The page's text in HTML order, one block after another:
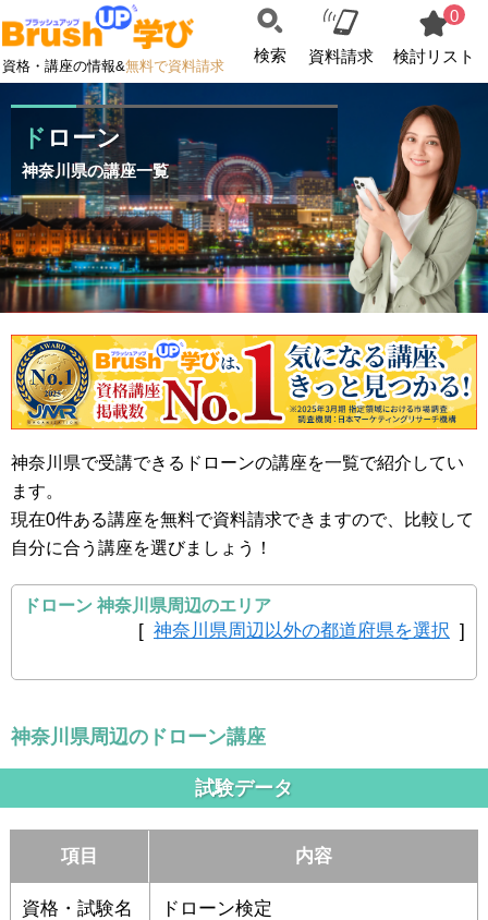
資格・講座の情報&無料で資料請求
検索 資料請求
0
検討リスト
ドローン
神奈川県の講座一覧
神奈川県で受講できるドローンの講座を一覧で紹介してい
ます。
現在0件ある講座を無料で資料請求できますので、比較して
自分に合う講座を選びましょう！
ドローン 神奈川県周辺のエリア
[ 神奈川県周辺以外の都道府県を選択 ]
神奈川県周辺のドローン講座
試験データ
項目 内容
資格・試験名 ドローン検定